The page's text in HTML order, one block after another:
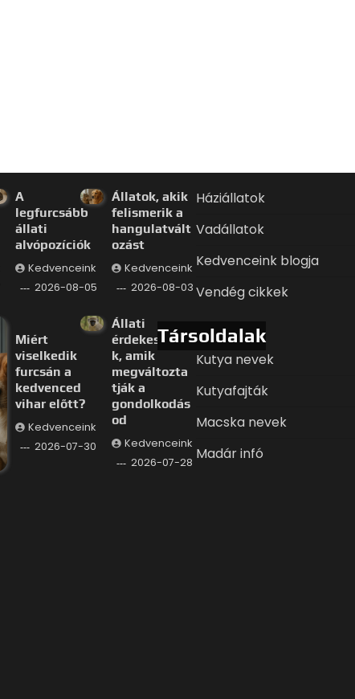
A
legfurcsább
állati
alvópozíciók
Kedvenceink
2026-08-05
Állatok, akik
felismerik a
hangulatvált
ozást
Kedvenceink
2026-08-03
Miért
viselkedik
furcsán a
kedvenced
vihar előtt?
Kedvenceink
2026-07-30
Állati
érdekessége
k, amik
megváltozta
tják a
gondolkodás
od
Kedvenceink
2026-07-28
Háziállatok
Vadállatok
Kedvenceink blogja
Vendég cikkek
Társoldalak
Kutya nevek
Kutyafajták
Macska nevek
Madár infó